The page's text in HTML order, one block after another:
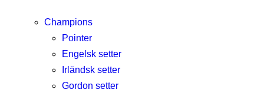
Champions
Pointer
Engelsk setter
Irländsk setter
Gordon setter